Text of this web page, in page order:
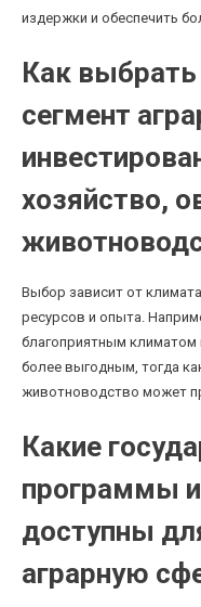
издержки и обеспечить
Как
сегмент
хозяйство,
Выбор зависит от
ресурсов и опыта.
благоприятным
более выгодным, тогда
животноводство может
Какие
программы
доступны
аграрную